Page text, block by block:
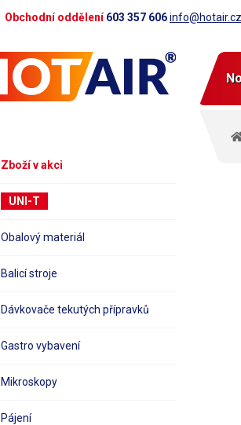
Obchodní oddělení603 357 606info@hotair.cz
Zboží v akci
UNI-T
Obalový materiál
Balicí stroje
Dávkovače tekutých přípravků
Gastro vybavení
Mikroskopy
Pájení